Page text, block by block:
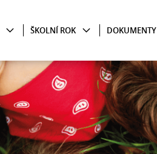
ŠKOLNÍ ROK DOKUMENTY